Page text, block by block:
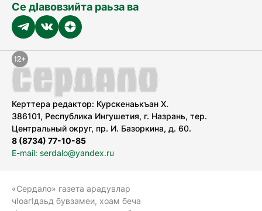
Се дӀавовзийта раьза ва
Керттера редактор: Курскенаькъан Х.
386101, Республика Ингушетия, г. Назрань, тер.
Центральный округ, пр. И. Базоркина, д. 60.
8 (8734) 77-10-85
E-mail: serdalo@yandex.ru
«Сердало» газета арадувлар
чIоагIдаьд бувзамеи, хоам беча